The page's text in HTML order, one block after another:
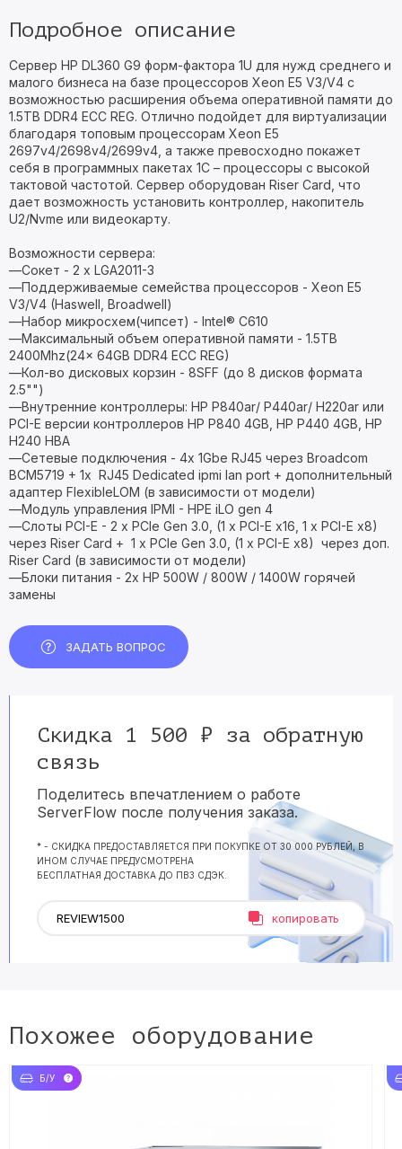
Подробное описание
Сервер HP DL360 G9 форм-фактора 1U для нужд среднего и
малого бизнеса на базе процессоров Xeon E5 V3/V4 с
возможностью расширения объема оперативной памяти до
1.5TB DDR4 ECC REG. Отлично подойдет для виртуализации
благодаря топовым процессорам Xeon E5
2697v4/2698v4/2699v4, а также превосходно покажет
себя в программных пакетах 1C – процессоры с высокой
тактовой частотой. Сервер оборудован Riser Card, что
дает возможность установить контроллер, накопитель
U2/Nvme или видеокарту.
Возможности сервера:
—Сокет - 2 х LGA2011-3
—Поддерживаемые семейства процессоров - Xeon E5
V3/V4 (Haswell, Broadwell)
—Набор микросхем(чипсет) - Intel® C610
—Максимальный объем оперативной памяти - 1.5TB
2400Mhz(24x 64GB DDR4 ECC REG)
—Кол-во дисковых корзин - 8SFF (до 8 дисков формата
2.5"")
—Внутренние контроллеры: HP P840ar/ P440ar/ H220ar или
PCI-E версии контроллеров HP P840 4GB, HP P440 4GB, HP
H240 HBA
—Сетевые подключения - 4x 1Gbe RJ45 через Broadcom
BCM5719 + 1x RJ45 Dedicated ipmi lan port + дополнительный
адаптер FlexibleLOM (в зависимости от модели)
—Модуль управления IPMI - HPE iLO gen 4
—Слоты PCI-E - 2 x PCIe Gen 3.0, (1 х PCI-E x16, 1 х PCI-E x8)
через Riser Card + 1 x PCIe Gen 3.0, (1 х PCI-E x8) через доп.
Riser Card (в зависимости от модели)
—Блоки питания - 2x HP 500W / 800W / 1400W горячей
замены
ЗАДАТЬ ВОПРОС
Скидка 1 500 ₽ за обратную
связь
Поделитесь впечатлением о работе
ServerFlow после получения заказа.
* - СКИДКА ПРЕДОСТАВЛЯЕТСЯ ПРИ ПОКУПКЕ ОТ 30 000 РУБЛЕЙ, В
ИНОМ СЛУЧАЕ ПРЕДУСМОТРЕНА
БЕСПЛАТНАЯ ДОСТАВКА ДО ПВЗ СДЭК.
копировать
Похожее оборудование
Б/У